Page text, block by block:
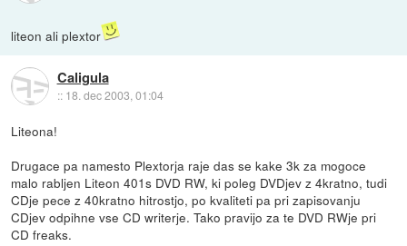
liteon ali plextor
Caligula
:: 18. dec 2003, 01:04
Liteona!
Drugace pa namesto Plextorja raje das se kake 3k za mogoce
malo rabljen Liteon 401s DVD RW, ki poleg DVDjev z 4kratno, tudi
CDje pece z 40kratno hitrostjo, po kvaliteti pa pri zapisovanju
CDjev odpihne vse CD writerje. Tako pravijo za te DVD RWje pri
CD freaks.